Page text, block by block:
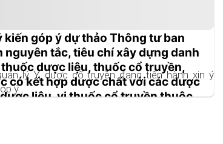
kiến góp ý dự thảo Thông tư ban
nguyên tắc, tiêu chí xây dựng danh
dược liệu, thuốc cổ truyền,
có kết hợp dược chất với các dược
liệu, vị thuốc cổ truyền thuộc
lý Y, dược cổ truyền đang tiến hành xin ý
ý...